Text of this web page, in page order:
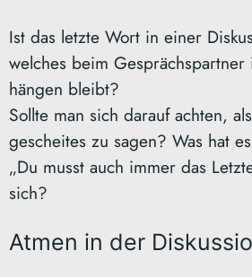
Ist das letzte Wort in einer
welches beim
hängen bleibt?
Sollte man sich darauf achten,
gescheites zu sagen? Was hat
„Du musst auch immer das
sich?
Atmen in der